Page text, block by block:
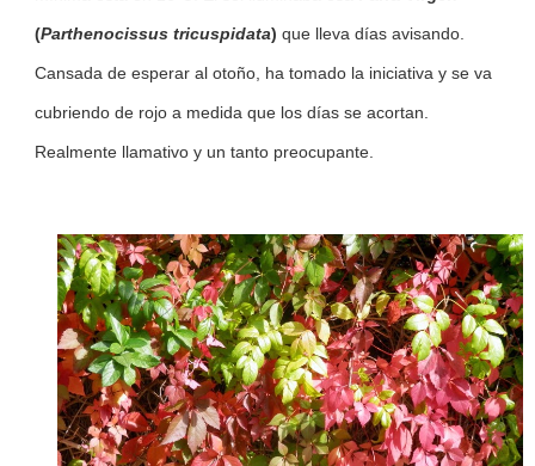
(Parthenocissus tricuspidata) que lleva días avisando.
Cansada de esperar al otoño, ha tomado la iniciativa y se va
cubriendo de rojo a medida que los días se acortan.
Realmente llamativo y un tanto preocupante.